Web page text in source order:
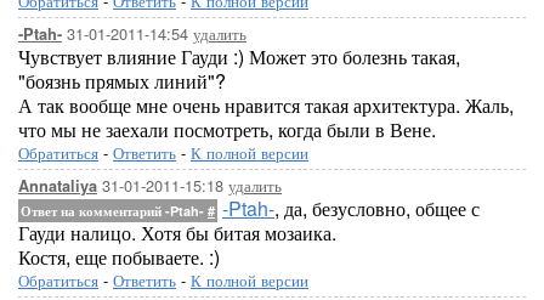
-Ptah- 31-01-2011-14:54 удалить
Чувствует влияние Гауди :) Может это болезнь такая,
"боязнь прямых линий"?
А так вообще мне очень нравится такая архитектура. Жаль,
что мы не заехали посмотреть, когда были в Вене.
Обратиться - Ответить - К полной версии
Annataliya 31-01-2011-15:18 удалить
Ответ на комментарий -Ptah- # -Ptah-, да, безусловно, общее с
Гауди налицо. Хотя бы битая мозаика.
Костя, еще побываете. :)
Обратиться - Ответить - К полной версии